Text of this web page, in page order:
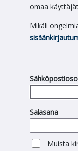
omaa
Mikäli
Salasana
Muista